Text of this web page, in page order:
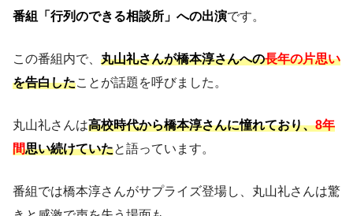
番組「行列のできる相談所」への出演です。
この番組内で、 丸山礼さんが橋本淳さんへの長年の片思い
を告白したことが話題を呼びました。
丸山礼さんは高校時代から橋本淳さんに憧れており、8年
間思い続けていたと語っています。
番組では橋本淳さんがサプライズ登場し、丸山礼さんは驚